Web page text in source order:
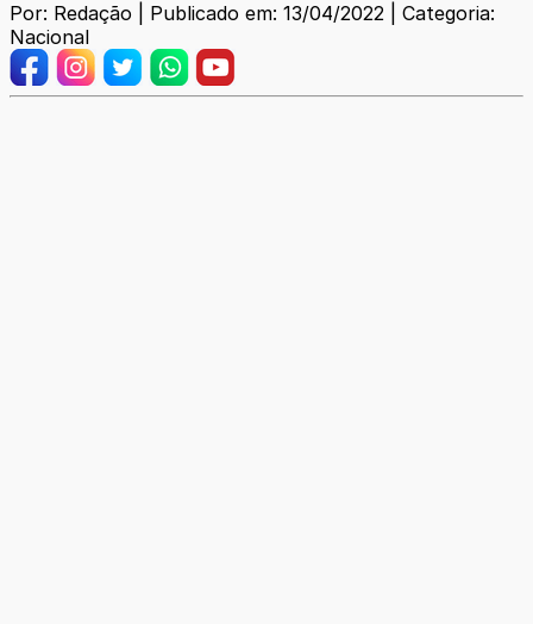
Por: Redação | Publicado em: 13/04/2022 | Categoria:
Nacional